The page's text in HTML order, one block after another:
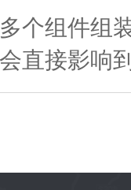
个组件组
直接影响